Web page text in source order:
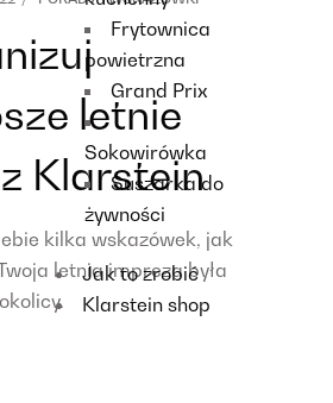
Frytownica
powietrzna
Grand Prix
Sokowirówka
Suszarka do
żywności
Jak to zrobić
Klarstein shop
letnie
Klarstein
kilka wskazówek, jak
letnia impreza była